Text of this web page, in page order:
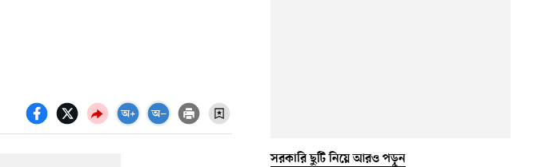
সরকারি ছুটি নিয়ে আরও পড়ুন